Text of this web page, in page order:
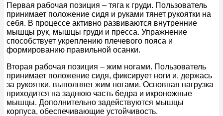
Первая рабочая позиция – тяга к груди. Пользователь
принимает положение сидя и руками тянет рукоятки на
себя. В процессе активно развиваются внутренние
мышцы рук, мышцы груди и пресса. Упражнение
способствует укреплению плечевого пояса и
формированию правильной осанки.
Вторая рабочая позиция – жим ногами. Пользователь
принимает положение сидя, фиксирует ноги и, держась
за рукоятки, выполняет жим ногами. Основная нагрузка
приходится на заднюю часть бедра и икроножные
мышцы. Дополнительно задействуются мышцы
корпуса, обеспечивающие устойчивость.